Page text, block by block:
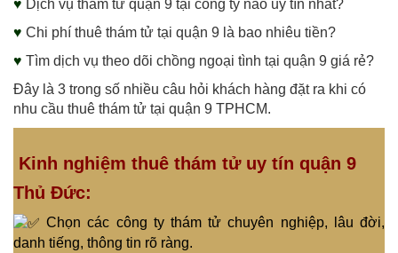
♥ Dịch vụ thám tử quận 9 tại công ty nào uy tín nhất?
♥ Chi phí thuê thám tử tại quận 9 là bao nhiêu tiền?
♥ Tìm dịch vụ theo dõi chồng ngoại tình tại quận 9 giá rẻ?
Đây là 3 trong số nhiều câu hỏi khách hàng đặt ra khi có
nhu cầu thuê thám tử tại quận 9 TPHCM.
Kinh nghiệm thuê thám tử uy tín quận 9
Thủ Đức:
Chọn các công ty thám tử chuyên nghiệp, lâu đời,
danh tiếng, thông tin rõ ràng.